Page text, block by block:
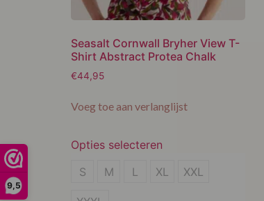
9,5
Seasalt Cornwall Bryher View T-
Shirt Abstract Protea Chalk
€44,95
Voeg toe aan verlanglijst
Opties selecteren
S
M
S M L XL XXL